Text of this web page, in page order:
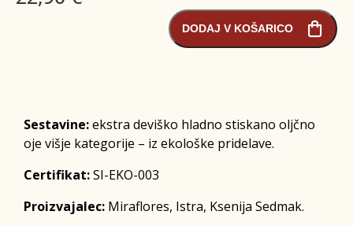
DODAJ V KOŠARICO
Sestavine:ekstra deviško hladno stiskano oljčno
oje višje kategorije – iz ekološke pridelave.
Certifikat:SI-EKO-003
Proizvajalec: Miraflores, Istra, Ksenija Sedmak.